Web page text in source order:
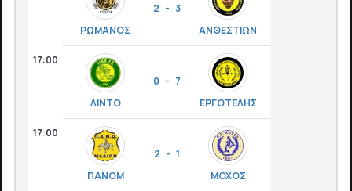
ΡΩΜΑΝΟΣ
2 - 3
ΑΝΘΕΣΤΙΩΝ
17:00
ΛΙΝΤΟ
0 - 7
ΕΡΓΟΤΕΛΗΣ
17:00
ΠΑΝΟΜ
2 - 1
ΜΟΧΟΣ